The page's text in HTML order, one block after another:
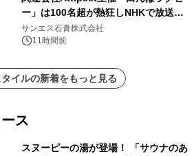
ー」は100名超が熱狂しNHKで放送さ
れました。
サンエス石膏株式会社
11時間前
イルの新着をもっと見る
ス
スヌーピーの湯が登場！ 「サウナのあ